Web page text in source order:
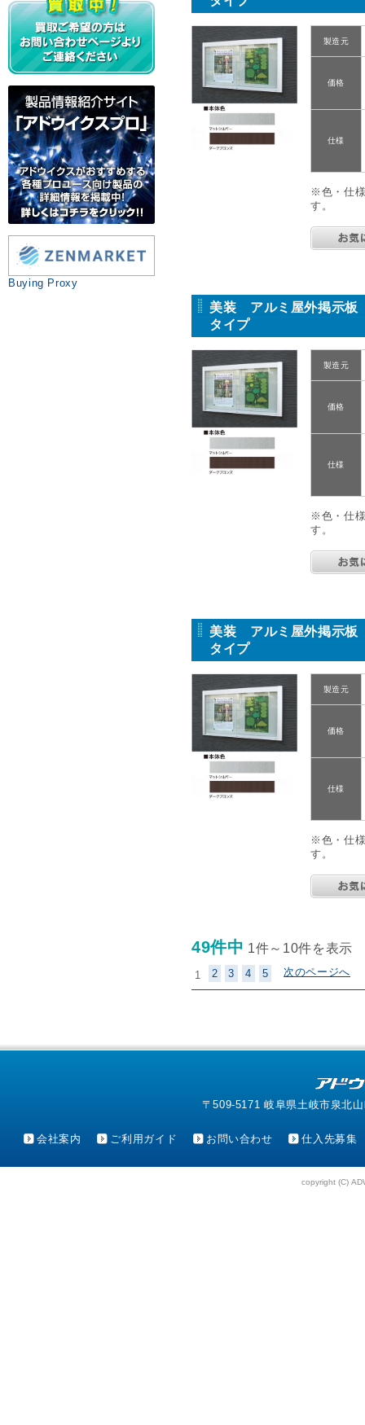
Buying Proxy
製造元
価格
仕様
※色・仕
す。
美装 アルミ屋外掲示
タイプ
製造元
価格
仕様
※色・仕
す。
美装 アルミ屋外掲示
タイプ
製造元
価格
仕様
※色・仕
す。
49件中 1件～10件を表示
1 2 3 4 5 次のページへ
〒509-5171 岐阜県土岐市泉北
会社案内 ご利用ガイド お問い合わせ 仕入先募集
copyright (C)